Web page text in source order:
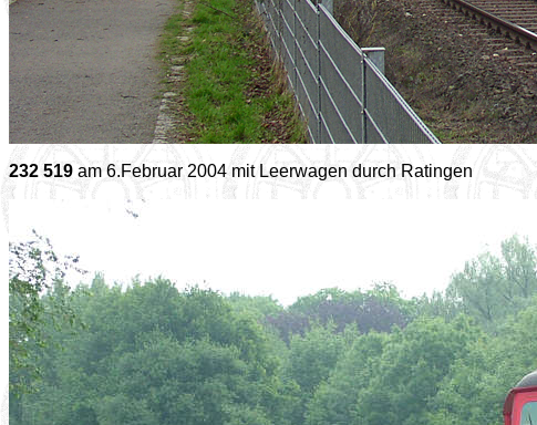
232 519 am 6.Februar 2004 mit Leerwagen durch Ratingen